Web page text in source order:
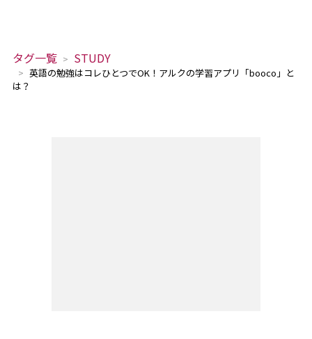
タグ一覧 STUDY
英語の勉強はコレひとつでOK！アルクの学習アプリ「booco」と
は？